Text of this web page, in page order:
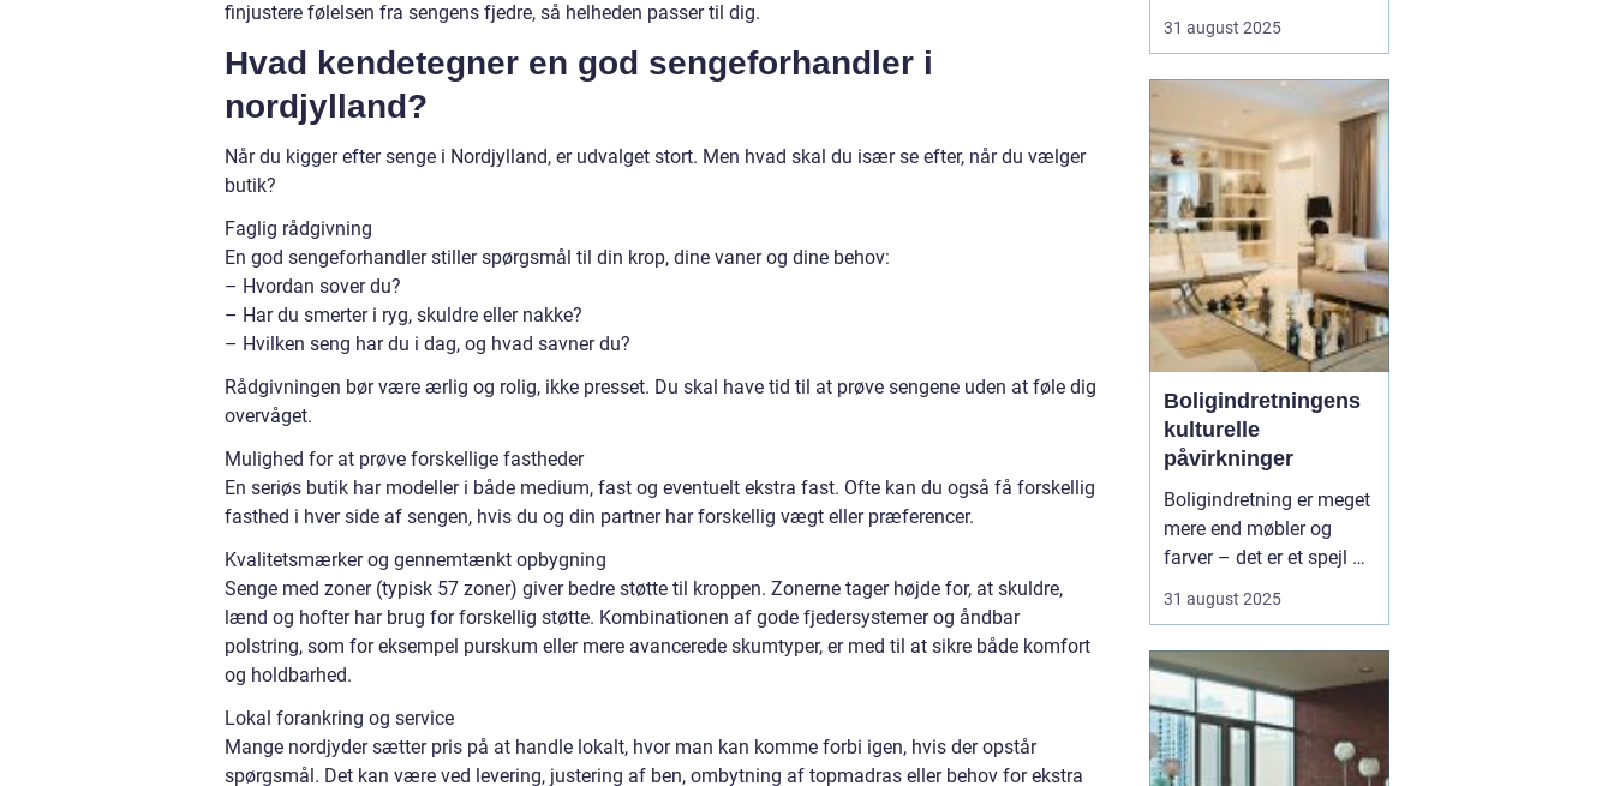
finjustere følelsen fra sengens fjedre, så helheden passer til dig.
Hvad kendetegner en god sengeforhandler i
nordjylland?
Når du kigger efter senge i Nordjylland, er udvalget stort. Men hvad skal du især se efter, når du vælger
butik?
Faglig rådgivning
En god sengeforhandler stiller spørgsmål til din krop, dine vaner og dine behov:
– Hvordan sover du?
– Har du smerter i ryg, skuldre eller nakke?
– Hvilken seng har du i dag, og hvad savner du?
Rådgivningen bør være ærlig og rolig, ikke presset. Du skal have tid til at prøve sengene uden at føle dig
overvåget.
Mulighed for at prøve forskellige fastheder
En seriøs butik har modeller i både medium, fast og eventuelt ekstra fast. Ofte kan du også få forskellig
fasthed i hver side af sengen, hvis du og din partner har forskellig vægt eller præferencer.
Kvalitetsmærker og gennemtænkt opbygning
Senge med zoner (typisk 57 zoner) giver bedre støtte til kroppen. Zonerne tager højde for, at skuldre,
lænd og hofter har brug for forskellig støtte. Kombinationen af gode fjedersystemer og åndbar
polstring, som for eksempel purskum eller mere avancerede skumtyper, er med til at sikre både komfort
og holdbarhed.
Lokal forankring og service
Mange nordjyder sætter pris på at handle lokalt, hvor man kan komme forbi igen, hvis der opstår
spørgsmål. Det kan være ved levering, justering af ben, ombytning af topmadras eller behov for ekstra
boligmagasinerne. Med
du skabe et unikt udtryk,
der både fortæller
historier og giver rummet
karakte...
31 august 2025
Boligindretningens
kulturelle
påvirkninger
Boligindretning er meget
mere end møbler og
farver – det er et spejl af
livsstil. Hver epoke og
sætter sit præg på,
hvordan vi skaber
rammerne for vores
hjem. Fra japansk
31 august 2025